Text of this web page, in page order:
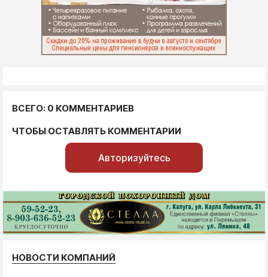
ВСЕГО: 0 КОММЕНТАРИЕВ
ЧТОБЫ ОСТАВЛЯТЬ КОММЕНТАРИИ
Авторизуйтесь
НОВОСТИ КОМПАНИЙ